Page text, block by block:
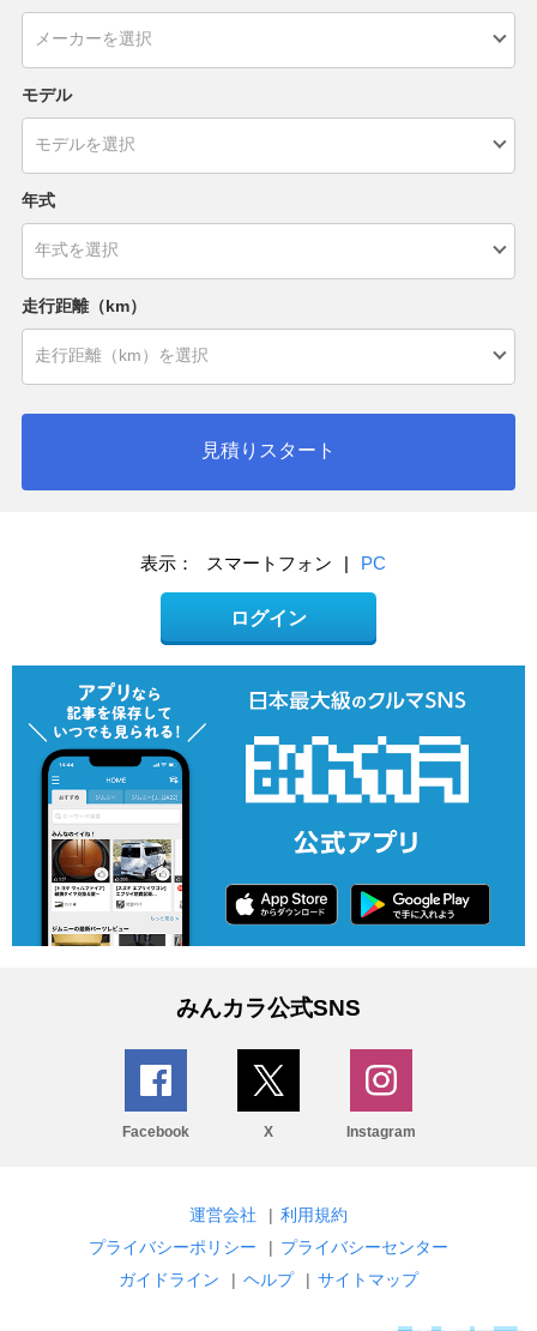
モデル
年式
走行距離（km）
見積りスタート
表示： スマートフォン | PC
ログイン
みんカラ公式SNS
Facebook X Instagram
運営会社 | 利用規約
プライバシーポリシー
| プライバシーセンター
ガイドライン
| ヘルプ | サイトマップ